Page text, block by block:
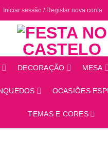
Iniciar sessão / Registar nova conta
DECORAÇÃO MESA
OCASIÕES
TEMAS E CORES